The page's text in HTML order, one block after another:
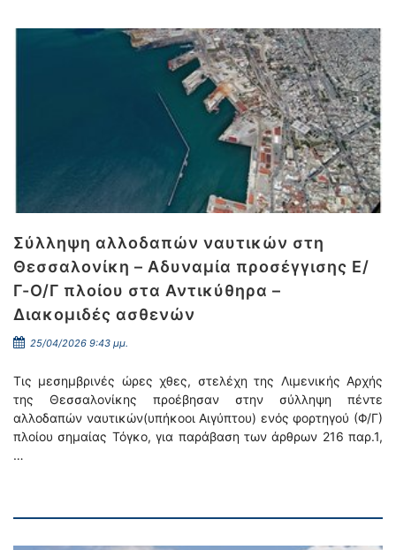
Σύλληψη αλλοδαπών ναυτικών στη
Θεσσαλονίκη – Αδυναμία προσέγγισης Ε/
Γ-Ο/Γ πλοίου στα Αντικύθηρα –
Διακομιδές ασθενών
25/04/2026 9:43 μμ.
Τις μεσημβρινές ώρες χθες, στελέχη της Λιμενικής Αρχής
της Θεσσαλονίκης προέβησαν στην σύλληψη πέντε
αλλοδαπών ναυτικών(υπήκοοι Αιγύπτου) ενός φορτηγού (Φ/Γ)
πλοίου σημαίας Τόγκο, για παράβαση των άρθρων 216 παρ.1,
…